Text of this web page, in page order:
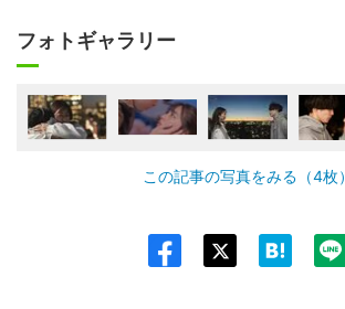
フォトギャラリー
この記事の写真をみる（4枚）